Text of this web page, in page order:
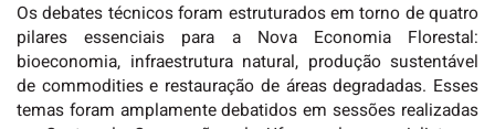
Os debates técnicos foram estruturados em torno de quatro
pilares essenciais para a Nova Economia Florestal:
bioeconomia, infraestrutura natural, produção sustentável
de commodities e restauração de áreas degradadas. Esses
temas foram amplamente debatidos em sessões realizadas